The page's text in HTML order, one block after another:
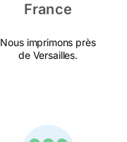
France
Nous imprimons près
de Versailles.